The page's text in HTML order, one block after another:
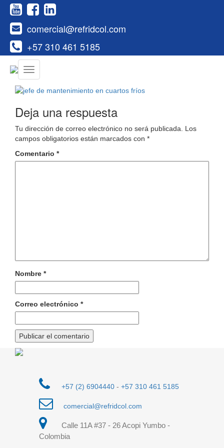
+57 310 461 5185
comercial@refridcol.com
Deja una respuesta
Tu dirección de correo electrónico no será publicada. Los
campos obligatorios están marcados con *
Comentario *
Nombre *
Correo electrónico *
+57 (2) 6904440- +57 310 461 5185
comercial@refridcol.com
Calle 11A #37 - 26 Acopi Yumbo -
Colombia